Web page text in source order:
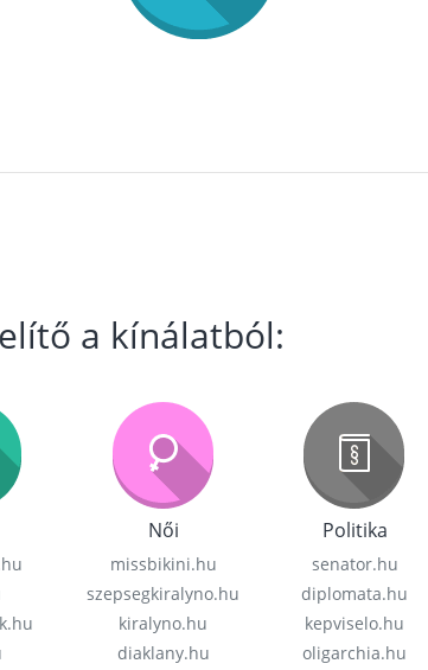
a kínálatból:
Női
missbikini.hu
szepsegkiralyno.hu
kiralyno.hu
diaklany.hu
Politika
senator.hu
diplomata.hu
kepviselo.hu
oligarchia.hu